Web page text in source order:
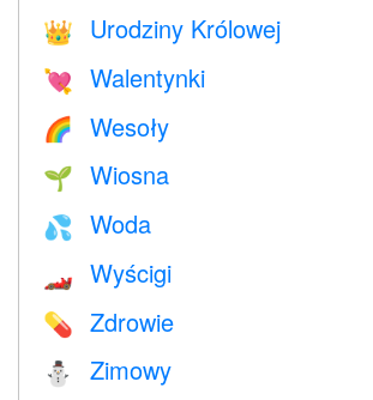
👑 Urodziny Królowej
💘 Walentynki
🌈 Wesoły
🌱 Wiosna
💦 Woda
🏎 Wyścigi
💊 Zdrowie
⛄ Zimowy